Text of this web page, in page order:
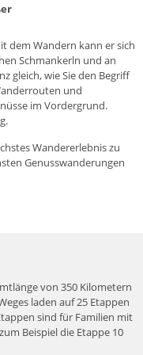
dem Wandern kann er sich
Schmankerln und an
gleich, wie Sie den Begriff
und
im Vordergrund.
Wandererlebnis zu
Genusswanderungen
von 350 Kilometern
laden auf 25 Etappen
sind für Familien mit
Beispiel die Etappe 10